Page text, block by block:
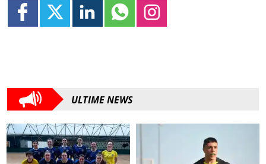
ULTIME NEWS